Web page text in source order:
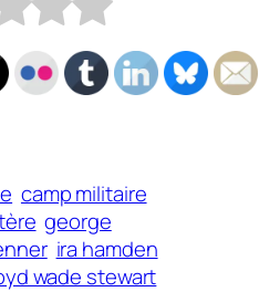
camp militaire
george
ira hamden
wade stewart